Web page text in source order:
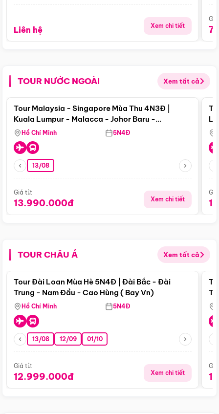
Liên hệ Xem chi tiết
TOUR NƯỚC NGOÀI Xem tất cả
Điểm nổi bật
Tour Malaysia - Singapore Mùa Thu 4N3Đ |
Kuala Lumpur - Malacca - Johor Baru -
Singapore
Hồ Chí Minh 5N4Đ
13/08
Giá từ:
13.990.000đ Xem chi tiết
TOUR CHÂU Á Xem tất cả
Điểm nổi bật
Tour Đài Loan Mùa Hè 5N4Đ | Đài Bắc - Đài
Trung - Nam Đầu - Cao Hùng ( Bay Vn)
Hồ Chí Minh 5N4Đ
13/08 12/09 01/10
Giá từ:
12.999.000đ Xem chi tiết